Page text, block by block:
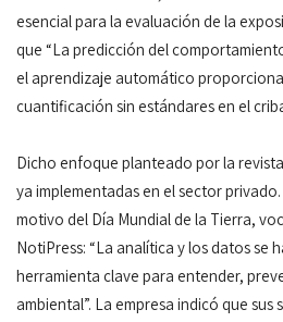
esencial para la evaluación de la
que “La predicción del
el aprendizaje automático
cuantificación sin estándares en el
Dicho enfoque planteado por la
ya implementadas en el sector
motivo del Día Mundial de la Tierra,
NotiPress: “La analítica y los datos se
herramienta clave para entender,
ambiental”. La empresa indicó que sus